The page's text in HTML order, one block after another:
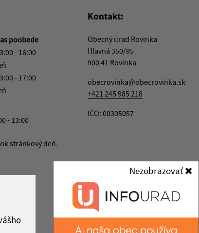
Nezobrazovať
poobede
- 16:00
- 17:00
- 13:00
stránkový deň.
Kontakt:
Obecný úrad Rovinka
Hlavná 350/95
900 41 Rovinka
obecrovinka@obecrovinka.sk
+421 245 985 218
IČO: 00305057